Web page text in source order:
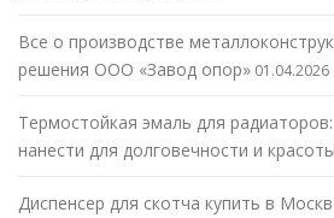
Все о производстве
решения ООО «Завод опор» 01.04.2026
Термостойкая эмаль для
нанести для долговечности и красоты
Диспенсер для скотча купить в